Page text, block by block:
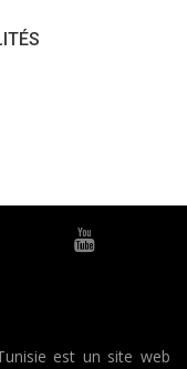
est un site web